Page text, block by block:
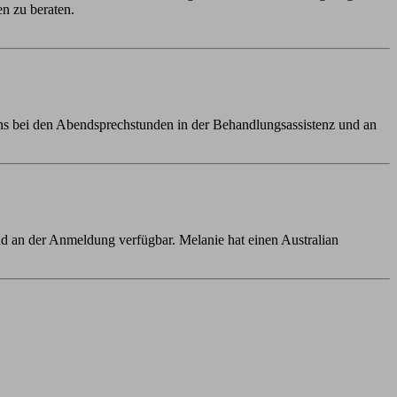
zu beraten.
den Abendsprechstunden in der Behandlungsassistenz und an
an der Anmeldung verfügbar. Melanie hat einen Australian